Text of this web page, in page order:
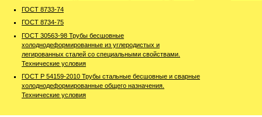
ГОСТ 8733-74
ГОСТ 8734-75
ГОСТ 30563-98 Трубы бесшовные
холоднодеформированные из углеродистых и
легированных сталей со специальными свойствами.
Технические условия
ГОСТ Р 54159-2010 Трубы стальные бесшовные и сварные
холоднодеформированные общего назначения.
Технические условия